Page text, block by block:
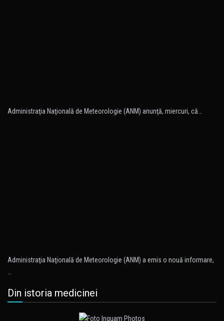
Administraţia Naţională de Meteorologie (ANM) anunţă, miercuri, că…
Administraţia Naţională de Meteorologie (ANM) a emis o nouă informare,
Din istoria medicinei